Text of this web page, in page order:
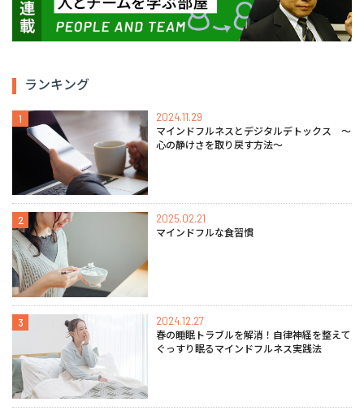
ランキング
1 2024.11.29
マインドフルネスとデジタルデトックス 〜
心の静けさを取り戻す方法〜
2 2025.02.21
マインドフルな食習慣
3 2024.12.27
春の睡眠トラブルを解消！自律神経を整えて
ぐっすり眠るマインドフルネス実践法